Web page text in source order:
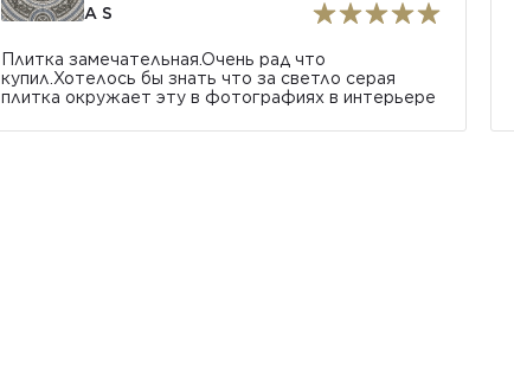
A S
Плитка замечательная.Очень рад что
купил.Хотелось бы знать что за светло серая
плитка окружает эту в фотографиях в интерьере